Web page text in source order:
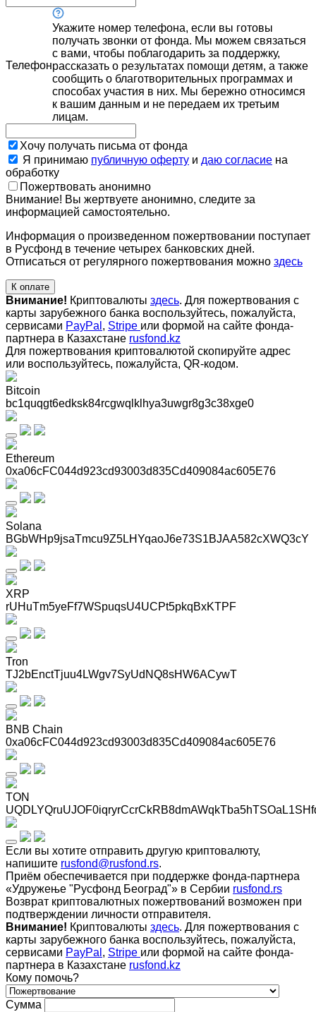
Телефон
Укажите номер телефона, если вы готовы
получать звонки от фонда. Мы можем связаться
с вами, чтобы поблагодарить за поддержку,
рассказать о результатах помощи детям, а также
сообщить о благотворительных программах и
способах участия в них. Мы бережно относимся
к вашим данным и не передаем их третьим
лицам.
Хочу получать письма от фонда
Я принимаю публичную оферту и даю согласие на
обработку
Пожертвовать анонимно
Внимание! Вы жертвуете анонимно, следите за
информацией самостоятельно.
Информация о произведенном пожертвовании поступает
в Русфонд в течение четырех банковских дней.
Отписаться от регулярного пожертвования можно здесь
К оплате
Внимание! Криптовалюты здесь. Для пожертвования с
карты зарубежного банка воспользуйтесь, пожалуйста,
сервисами PayPal , Stripe или формой на сайте фонда-
партнера в Казахстане rusfond.kz
Для пожертвования криптовалютой скопируйте адрес
или воспользуйтесь, пожалуйста, QR-кодом.
Bitcoin
bc1quqgt6edksk84rcgwqlklhya3uwgr8g3c38xge0
Ethereum
0xa06cFC044d923cd93003d835Cd409084ac605E76
Solana
BGbWHp9jsaTmcu9Z5LHYqaoJ6e73S1BJAA582cXWQ3cY
XRP
rUHuTm5yeFf7WSpuqsU4UCPt5pkqBxKTPF
Tron
TJ2bEnctTjuu4LWgv7SyUdNQ8sHW6ACywT
BNB Chain
0xa06cFC044d923cd93003d835Cd409084ac605E76
TON
Если вы хотите отправить другую криптовалюту,
напишите rusfond@rusfond.rs.
Приём обеспечивается при поддержке фонда-партнера
«Удружење "Русфонд Београд"» в Сербии rusfond.rs
Возврат криптовалютных пожертвований возможен при
подтверждении личности отправителя.
Внимание! Криптовалюты здесь. Для пожертвования с
карты зарубежного банка воспользуйтесь, пожалуйста,
сервисами PayPal , Stripe или формой на сайте фонда-
партнера в Казахстане rusfond.kz
Кому помочь?
Сумма